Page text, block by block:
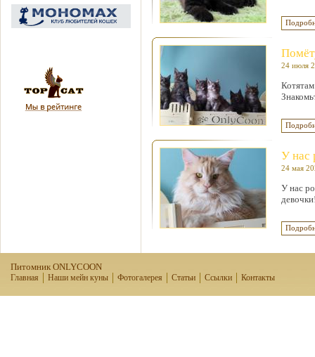
24 июля
У нас
24 мая
У нас
Питомник ONLYCOON
Главная Наши мейн куны Фотогалерея Статьи Ссылки Контакты